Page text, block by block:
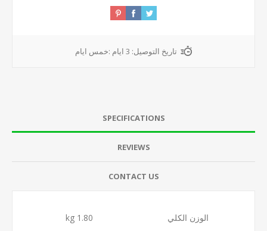
تاريخ التوصيل: 3 ايام :خمس ايام
SPECIFICATIONS
REVIEWS
CONTACT US
الوزن الكلي 1.80 kg